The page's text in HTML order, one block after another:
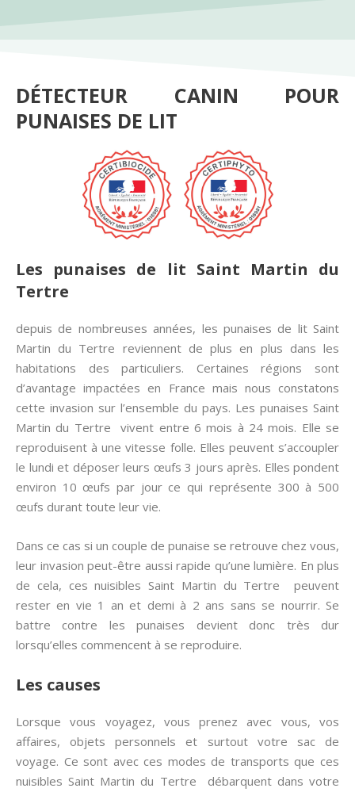
DÉTECTEUR CANIN POUR
PUNAISES DE LIT
Les punaises de lit Saint Martin du
Tertre
depuis de nombreuses années, les punaises de lit Saint
Martin du Tertre reviennent de plus en plus dans les
habitations des particuliers. Certaines régions sont
d’avantage impactées en France mais nous constatons
cette invasion sur l’ensemble du pays. Les punaises Saint
Martin du Tertre vivent entre 6 mois à 24 mois. Elle se
reproduisent à une vitesse folle. Elles peuvent s’accoupler
le lundi et déposer leurs œufs 3 jours après. Elles pondent
environ 10 œufs par jour ce qui représente 300 à 500
œufs durant toute leur vie.
Dans ce cas si un couple de punaise se retrouve chez vous,
leur invasion peut-être aussi rapide qu’une lumière. En plus
de cela, ces nuisibles Saint Martin du Tertre peuvent
rester en vie 1 an et demi à 2 ans sans se nourrir. Se
battre contre les punaises devient donc très dur
lorsqu’elles commencent à se reproduire.
Les causes
Lorsque vous voyagez, vous prenez avec vous, vos
affaires, objets personnels et surtout votre sac de
voyage. Ce sont avec ces modes de transports que ces
nuisibles Saint Martin du Tertre débarquent dans votre